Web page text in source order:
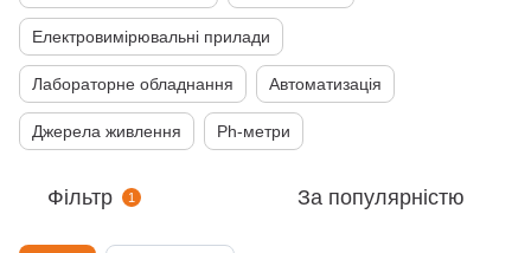
Електровимірювальні прилади
Лабораторне обладнання Автоматизація
Джерела живлення Ph-метри
Фільтр 1 За популярністю